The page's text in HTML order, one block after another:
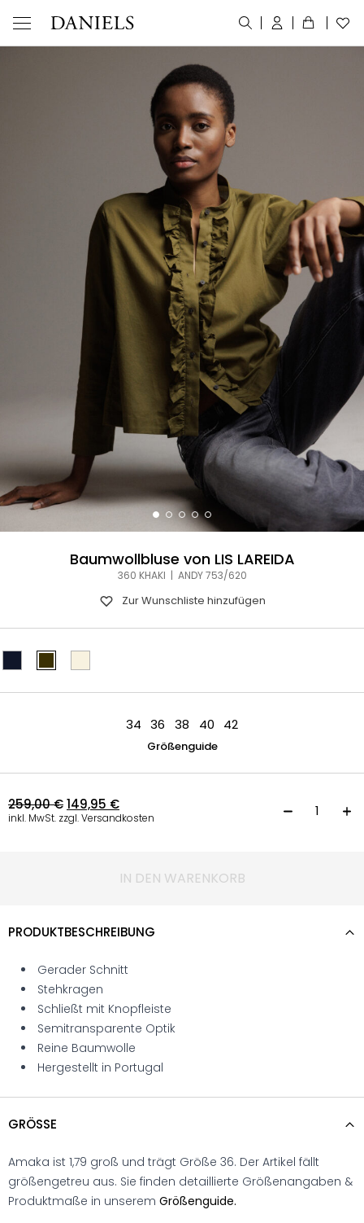
Baumwollbluse von LIS LAREIDA
360 KHAKI | ANDY 753/620
Zur Wunschliste hinzufügen
34 36 38 40 42
Größenguide
259,00€149,95 €
inkl. MwSt. zzgl. Versandkosten
IN DEN WARENKORB
PRODUKTBESCHREIBUNG
Gerader Schnitt
Stehkragen
Schließt mit Knopfleiste
Semitransparente Optik
Reine Baumwolle
Hergestellt in Portugal
GRÖSSE
Amaka ist 1,79 groß und trägt Größe 36. Der Artikel fällt
größengetreu aus. Sie finden detaillierte Größenangaben &
Produktmaße in unserem Größenguide.